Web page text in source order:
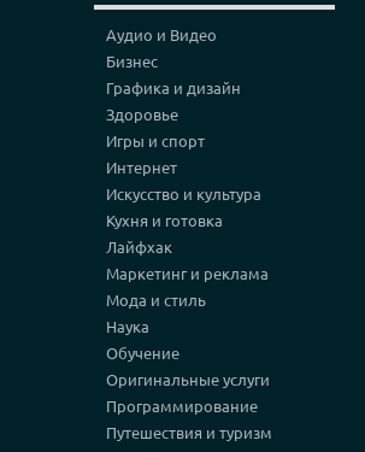
Аудио и Видео
Бизнес
Графика и дизайн
Здоровье
Игры и спорт
Интернет
Искусство и культура
Кухня и готовка
Лайфхак
Маркетинг и реклама
Мода и стиль
Наука
Обучение
Оригинальные услуги
Программирование
Путешествия и туризм